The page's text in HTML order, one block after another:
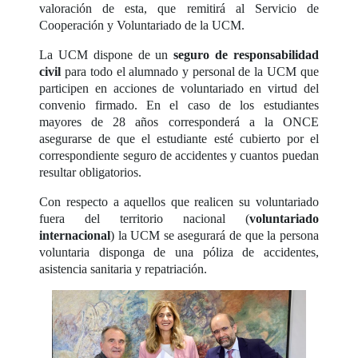
valoración de esta, que remitirá al Servicio de
Cooperación y Voluntariado de la UCM.
La UCM dispone de unseguro de responsabilidad
civil para todo el alumnado y personal de la UCM que
participen en acciones de voluntariado en virtud del
convenio firmado. En el caso de los estudiantes
mayores de 28 años corresponderá a la ONCE
asegurarse de que el estudiante esté cubierto por el
correspondiente seguro de accidentes y cuantos puedan
resultar obligatorios.
Con respecto a aquellos que realicen su voluntariado
fuera del territorio nacional (voluntariado
internacional) la UCM se asegurará de que la persona
voluntaria disponga de una póliza de accidentes,
asistencia sanitaria y repatriación.